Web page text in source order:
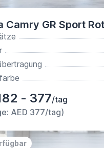
Camry GR Sport
- 377/tag
AED 377/tag)